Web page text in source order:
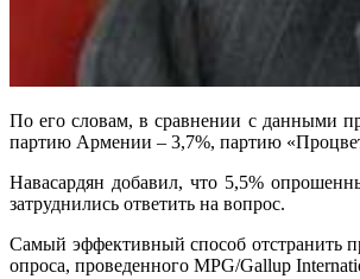
По его словам, в сравнении с данными
партию Армении – 3,7%, партию
Навасардян добавил, что 5,5%
затруднились ответить на вопрос.
Самый эффективный способ отстранить
опроса, проведенного MPG/Gallup